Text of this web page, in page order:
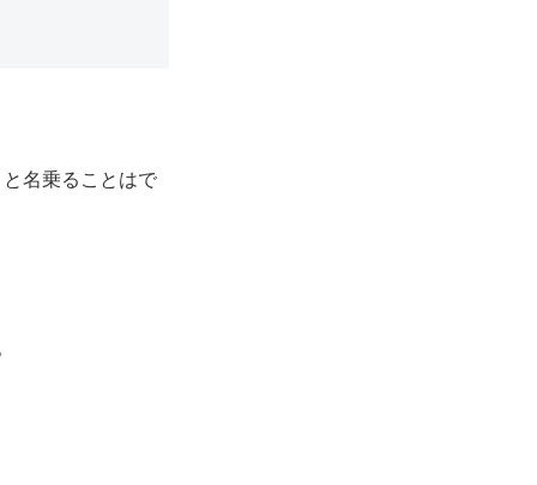
名乗ることはで